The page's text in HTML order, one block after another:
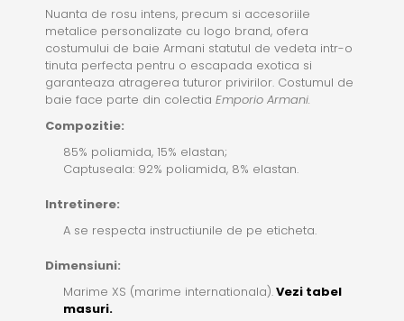
Nuanta de rosu intens, precum si accesoriile
metalice personalizate cu logo brand, ofera
costumului de baie Armani statutul de vedeta intr-o
tinuta perfecta pentru o escapada exotica si
garanteaza atragerea tuturor privirilor. Costumul de
baie face parte din colectia Emporio Armani.
Compozitie:
85% poliamida, 15% elastan;
Captuseala: 92% poliamida, 8% elastan.
Intretinere:
A se respecta instructiunile de pe eticheta.
Dimensiuni:
Marime XS (marime internationala).Vezi tabel
masuri.